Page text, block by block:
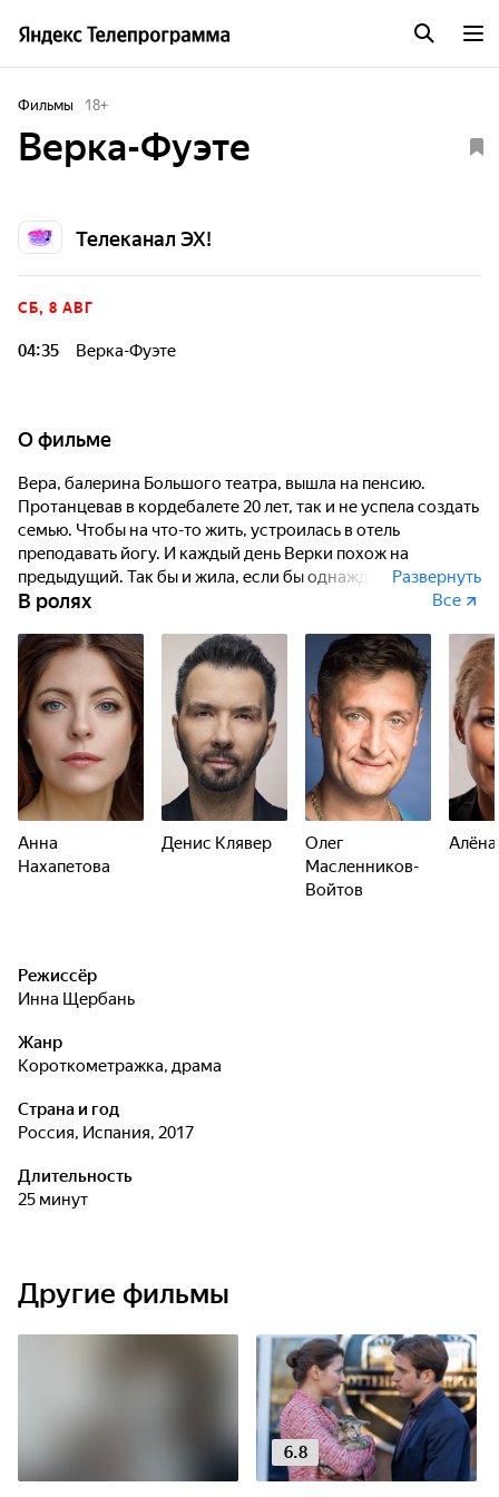
Фильмы 18+
Верка-Фуэте
Телеканал ЭХ!
СБ, 8 АВГ
04:35 Верка-Фуэте
О фильме
Вера, балерина Большого театра, вышла на пенсию.
Протанцевав в кордебалете 20 лет, так и не успела создать
семью. Чтобы на что-то жить, устроилась в отель
преподавать йогу. И каждый день Верки похож на
предыдущий. Так бы и жила, если бы однажды в их город
не приехал экспериментальный испанский театр
Развернуть
В ролях Все
Анна
Нахапетова
Денис Клявер
Олег
Масленников-
Войтов
Режиссёр
Инна Щербань
Жанр
короткометражка, драма
Страна и год
Россия, Испания, 2017
Длительность
25 минут
Другие фильмы
6.8